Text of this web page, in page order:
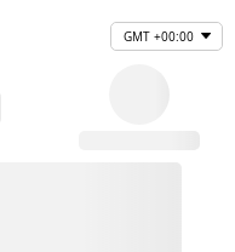
GMT +00:00